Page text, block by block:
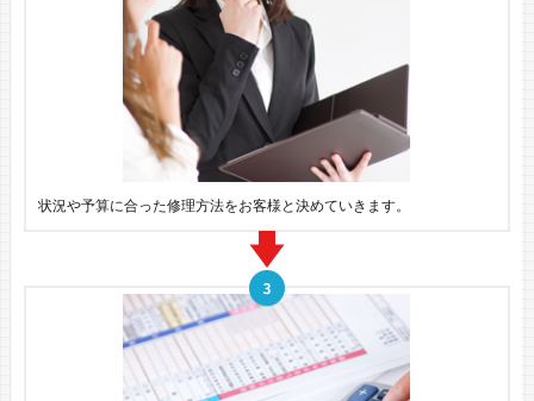
状況や予算に合った修理方法をお客様と決めていきます。